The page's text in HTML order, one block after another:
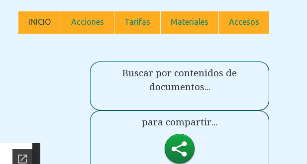
INICIO Acciones Tarifas Materiales Accesos
Buscar por contenidos de
documentos...
para compartir...